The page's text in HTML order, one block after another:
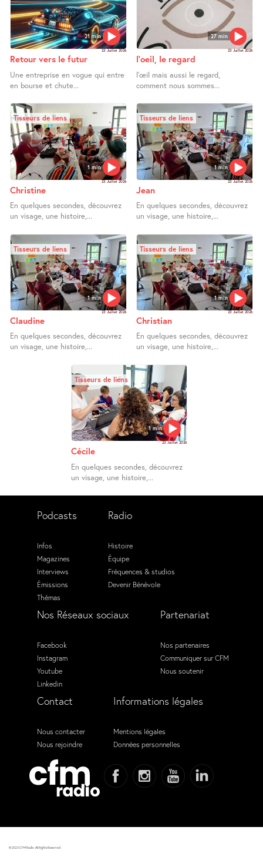
21 min
23 Juillet 2026
Retour vers le futur
Une entreprise en vogue qui entre
en bourse et chute...
27 min
23 Juillet 2026
l’oeil, le regard
l’œil mais aussi le regard,
comment nous sommes...
1 min
Tisseurs de liens
23 Juillet 2026
Christine
En quelques secondes, découvrez
un visage, une histoire,...
1 min
Tisseurs de liens
23 Juillet 2026
Jean
En quelques secondes, découvrez
un visage, une histoire,...
1 min
Tisseurs de liens
23 Juillet 2026
Claudine
En quelques secondes, découvrez
un visage, une histoire,...
1 min
Tisseurs de liens
23 Juillet 2026
Christian
En quelques secondes, découvrez
un visage, une histoire,...
1 min
Tisseurs de liens
23 Juillet 2026
Cécile
En quelques secondes, découvrez
un visage, une histoire,...
Podcasts
Infos
Magazines
Interviews
Émissions
Thémas
Radio
Histoire
Équipe
Fréquences & studios
Devenir Bénévole
Nos Réseaux sociaux
Facebook
Instagram
Youtube
Linkedin
Partenariat
Nos partenaires
Communiquer sur CFM
Nous soutenir
Contact
Nous contacter
Nous rejoindre
Informations légales
Mentions légales
Données personnelles
© 2023 CFM Radio. All Rights Reserved.